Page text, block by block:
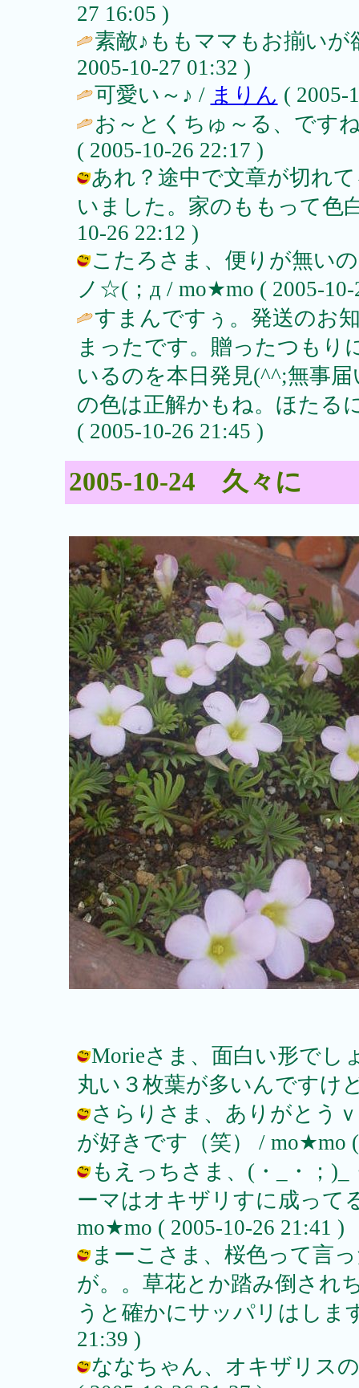
27 16:05 )
素敵♪ももママもお揃い
2005-10-27 01:32 )
可愛い～♪ / まりん ( 2005-
お～とくちゅ～る、です
( 2005-10-26 22:17 )
あれ？途中で文章が切れ
いました。家のももって色
10-26 22:12 )
こたろさま、便りが無い
ノ☆(；д / mo★mo ( 2005-10-
すまんですぅ。発送のお
まったです。贈ったつもり
いるのを本日発見(^^;無事
の色は正解かもね。ほたる
( 2005-10-26 21:45 )
2005-10-24 久々に
Morieさま、面白い形でし
丸い３枚葉が多いんですけ
さらりさま、ありがとう
が好きです（笑） / mo★mo
もえっちさま、(・_・；
ーマはオキザリすに成って
mo★mo ( 2005-10-26 21:41 )
まーこさま、桜色って言
が。。草花とか踏み倒され
うと確かにサッパリはしま
21:39 )
ななちゃん、オキザリス